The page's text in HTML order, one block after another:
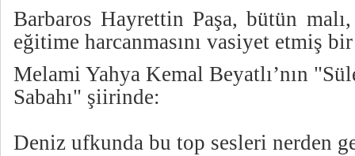
Barbaros Hayrettin Paşa, bütün
eğitime harcanmasını vasiyet etmiş
Melami Yahya Kemal Beyatlı’nın
Sabahı" şiirinde:
Deniz ufkunda bu top sesleri nerden